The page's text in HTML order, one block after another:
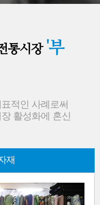
통시장 '부
적인 사례로써
활성화에 혼신
재